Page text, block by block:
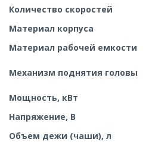
Количество скоростей
Материал корпуса
Материал рабочей емкости
Механизм поднятия головы
Мощность, кВт
Напряжение, В
Объем дежи (чаши), л